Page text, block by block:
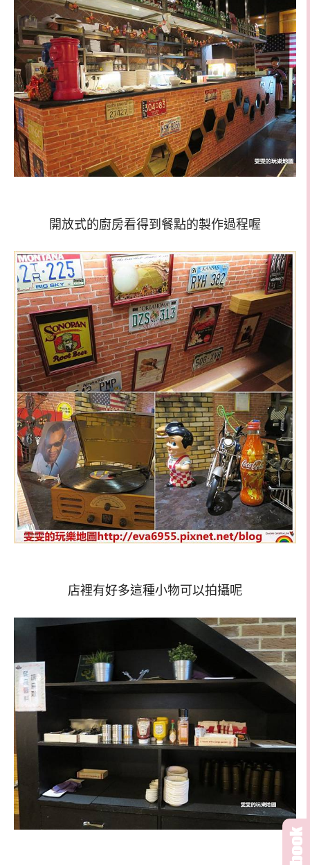
開放式的廚房看得到餐點的製作過程喔
店裡有好多這種小物可以拍攝呢